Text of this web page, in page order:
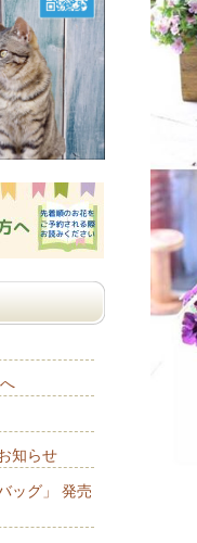
知らせ
ッグ」 発売